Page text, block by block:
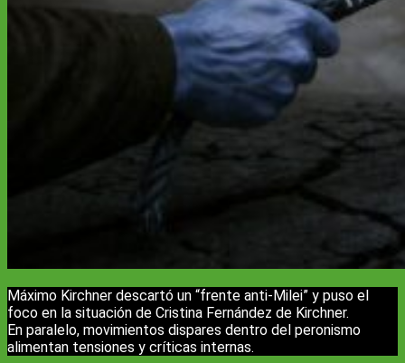
Máximo Kirchner descartó un “frente anti-Milei” y puso el
foco en la situación de Cristina Fernández de Kirchner.
En paralelo, movimientos dispares dentro del peronismo
alimentan tensiones y críticas internas.